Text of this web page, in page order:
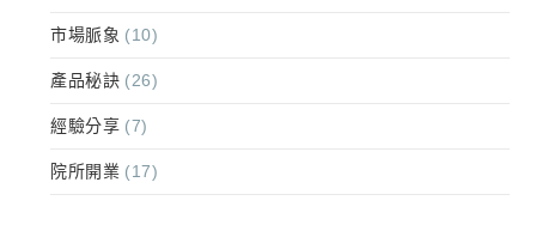
市場脈象 (10)
產品秘訣 (26)
經驗分享 (7)
院所開業 (17)